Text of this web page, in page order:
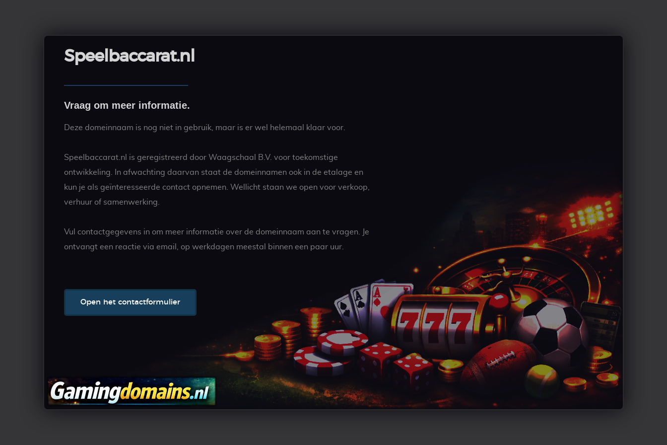
Speelbaccarat.nl
Vraag om meer informatie.
Deze domeinnaam is nog niet in gebruik, maar is er wel helemaal klaar voor.
Speelbaccarat.nl is geregistreerd door Waagschaal B.V. voor toekomstige
ontwikkeling. In afwachting daarvan staat de domeinnamen ook in de etalage en
kun je als geïnteresseerde contact opnemen. Wellicht staan we open voor verkoop,
verhuur of samenwerking.
Vul contactgegevens in om meer informatie over de domeinnaam aan te vragen. Je
ontvangt een reactie via email, op werkdagen meestal binnen een paar uur.